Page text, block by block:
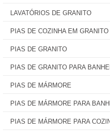
LAVATÓRIOS DE GRANITO
PIAS DE COZINHA EM GRANITO
PIAS DE GRANITO
PIAS DE GRANITO PARA
PIAS DE MÁRMORE
PIAS DE MÁRMORE PARA
PIAS DE MÁRMORE PARA